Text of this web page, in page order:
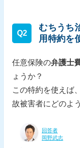
Q2
むちうち
用特約を
任意保険の弁護士
ょうか？
この特約を使えば
故被害者にどのよ
回答者
岡野武志